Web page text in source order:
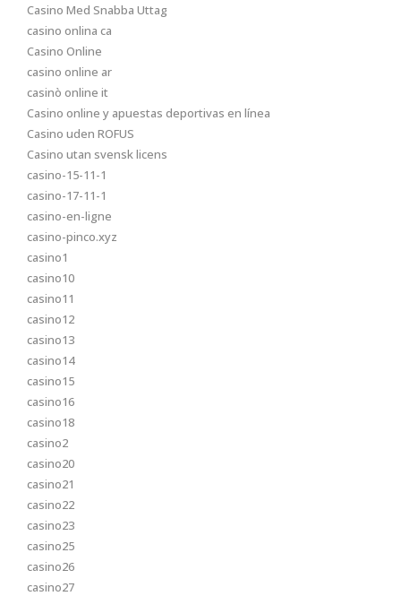
Casino Med Snabba Uttag
casino onlina ca
Casino Online
casino online ar
casinò online it
Casino online y apuestas deportivas en línea
Casino uden ROFUS
Casino utan svensk licens
casino-15-11-1
casino-17-11-1
casino-en-ligne
casino-pinco.xyz
casino1
casino10
casino11
casino12
casino13
casino14
casino15
casino16
casino18
casino2
casino20
casino21
casino22
casino23
casino25
casino26
casino27